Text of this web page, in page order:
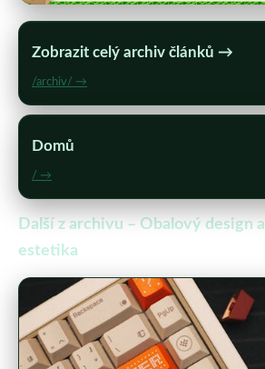
Zobrazit celý archiv článků →
/archiv/ →
Domů
/ →
Další z archivu – Obalový design a
estetika